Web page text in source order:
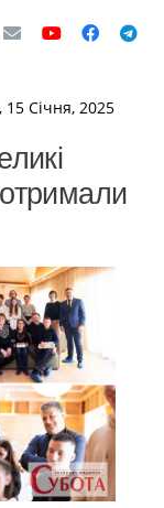
15 Січня, 2025